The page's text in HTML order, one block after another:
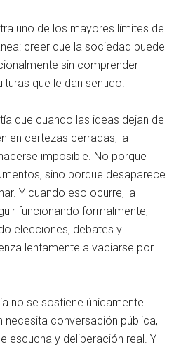
uno de los mayores límites de
creer que la sociedad puede
sin comprender
que le dan sentido.
que cuando las ideas dejan de
en certezas cerradas, la
imposible. No porque
sino porque desaparece
Y cuando eso ocurre, la
funcionando formalmente,
elecciones, debates y
lentamente a vaciarse por
no se sostiene únicamente
necesita conversación pública,
escucha y deliberación real. Y